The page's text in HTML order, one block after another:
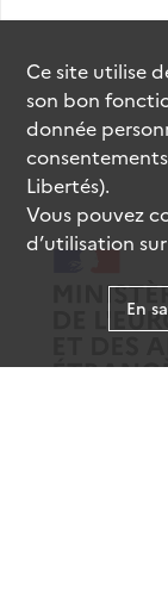
Ce site utilise
son bon
donnée
Libertés).
Vous pouvez
d’utilisation
En